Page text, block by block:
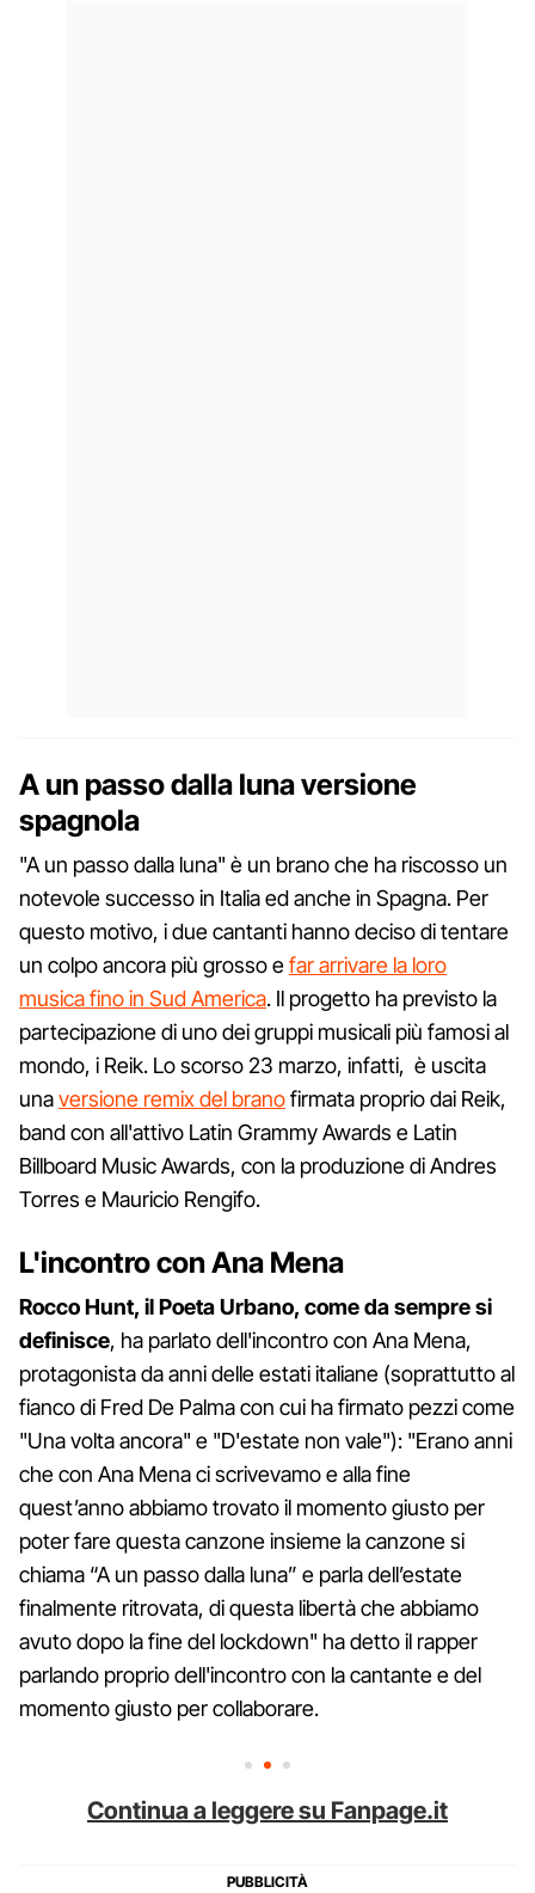
A un passo dalla luna versione
spagnola
"A un passo dalla luna" è un brano che ha riscosso un
notevole successo in Italia ed anche in Spagna. Per
questo motivo, i due cantanti hanno deciso di tentare
un colpo ancora più grosso efar arrivare la loro
musica fino in Sud America. Il progetto ha previsto la
partecipazione di uno dei gruppi musicali più famosi al
mondo, i Reik. Lo scorso 23 marzo, infatti, è uscita
unaversione remix del branofirmata proprio dai Reik,
band con all'attivo Latin Grammy Awards e Latin
Billboard Music Awards, con la produzione di Andres
Torres e Mauricio Rengifo.
L'incontro con Ana Mena
Rocco Hunt, il Poeta Urbano, come da sempre si
definisce, ha parlato dell'incontro con Ana Mena,
protagonista da anni delle estati italiane (soprattutto al
fianco di Fred De Palma con cui ha firmato pezzi come
"Una volta ancora" e "D'estate non vale"): "Erano anni
che con Ana Mena ci scrivevamo e alla fine
quest’anno abbiamo trovato il momento giusto per
poter fare questa canzone insieme la canzone si
chiama “A un passo dalla luna” e parla dell’estate
finalmente ritrovata, di questa libertà che abbiamo
avuto dopo la fine del lockdown" ha detto il rapper
parlando proprio dell'incontro con la cantante e del
momento giusto per collaborare.
Continua a leggere su Fanpage.it